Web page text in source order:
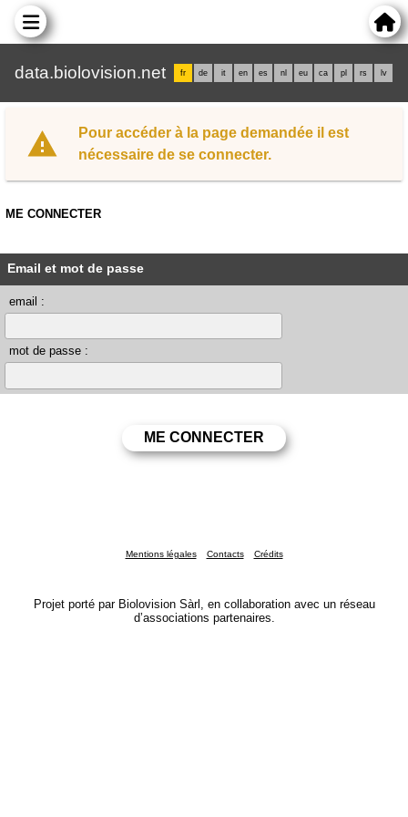
data.biolovision.net fr de it en es nl eu ca pl rs lv
Pour accéder à la page demandée il est
nécessaire de se connecter.
ME CONNECTER
Email et mot de passe
email :
mot de passe :
Mentions légales Contacts Crédits
Projet porté par Biolovision Sàrl, en collaboration avec un réseau
d’associations partenaires.